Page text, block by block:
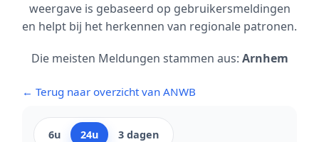
weergave is gebaseerd op gebruikersmeldingen
en helpt bij het herkennen van regionale patronen.
Die meisten Meldungen stammen aus: Arnhem
← Terug naar overzicht van ANWB
6u 24u
3 dagen